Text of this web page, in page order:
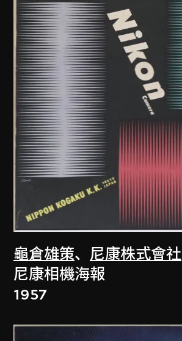
龜倉雄策、 尼康株式會社
尼康相機海報
1957